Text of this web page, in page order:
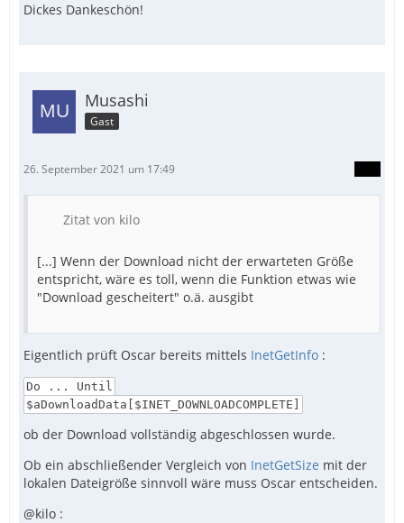
Dickes Dankeschön!
Musashi
Gast
26. September 2021 um 17:49
Zitat von kilo
[...] Wenn der Download nicht der erwarteten Größe
entspricht, wäre es toll, wenn die Funktion etwas wie
"Download gescheitert" o.ä. ausgibt
Eigentlich prüft Oscar bereits mittels InetGetInfo :
Do ... Until
$aDownloadData[$INET_DOWNLOADCOMPLETE]
ob der Download vollständig abgeschlossen wurde.
Ob ein abschließender Vergleich von InetGetSize mit der
lokalen Dateigröße sinnvoll wäre muss Oscar entscheiden.
@kilo :